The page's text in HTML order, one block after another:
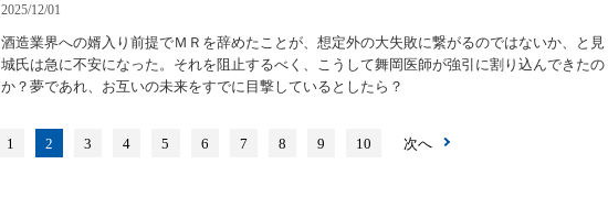
2025/12/01
酒造業界への婿入り前提でＭＲを辞めたことが、想定外の大失敗に繋がるのではないか、と見
城氏は急に不安になった。それを阻止するべく、こうして舞岡医師が強引に割り込んできたの
か？夢であれ、お互いの未来をすでに目撃しているとしたら？
1 2 3 4 5 6 7 8 9 10 次へ